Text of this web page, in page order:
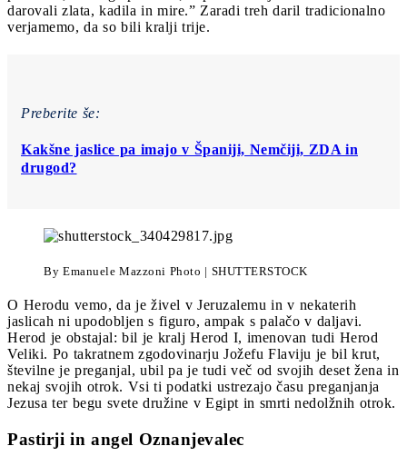
darovali zlata, kadila in mire.” Zaradi treh daril tradicionalno
verjamemo, da so bili kralji trije.
Preberite še:
Kakšne jaslice pa imajo v Španiji, Nemčiji, ZDA in
drugod?
By Emanuele Mazzoni Photo | SHUTTERSTOCK
O Herodu vemo, da je živel v Jeruzalemu in v nekaterih
jaslicah ni upodobljen s figuro, ampak s palačo v daljavi.
Herod je obstajal: bil je kralj Herod I, imenovan tudi Herod
Veliki. Po takratnem zgodovinarju Jožefu Flaviju je bil krut,
številne je preganjal, ubil pa je tudi več od svojih deset žena in
nekaj svojih otrok. Vsi ti podatki ustrezajo času preganjanja
Jezusa ter begu svete družine v Egipt in smrti nedolžnih otrok.
Pastirji in angel Oznanjevalec